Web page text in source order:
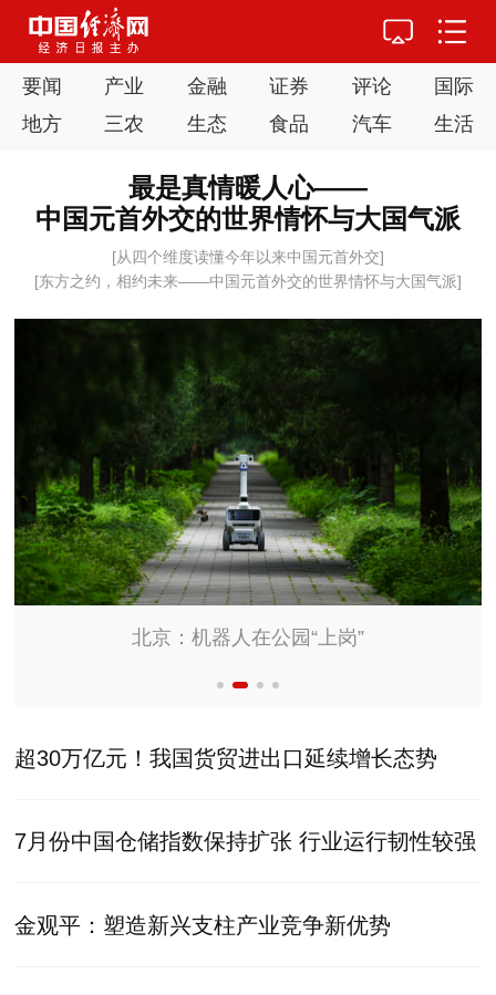
要闻 产业 金融 证券 评论
国际
地方
三农 生态 食品 汽车 生活
最是真情暖人心——
中国元首外交的世界情怀与大国气派
[从四个维度读懂今年以来中国元首外交]
[东方之约，相约未来——中国元首外交的世界情怀与大国气派]
北京：机器人在公园“上岗”
超30万亿元！我国货贸进出口延续增长态势
7月份中国仓储指数保持扩张 行业运行韧性较强
金观平：塑造新兴支柱产业竞争新优势